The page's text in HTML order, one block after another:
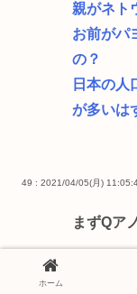
親がネト
お前がパ
の？
日本の人
が多いは
49 : 2021/04/05(月)
まずQア
ホーム